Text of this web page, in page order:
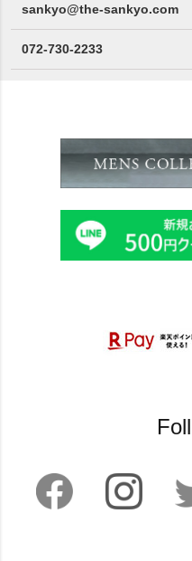
sankyo@the-sankyo.com
072-730-2233